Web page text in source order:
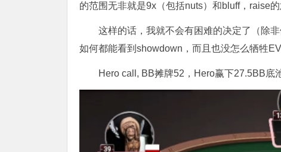
的范围无非就是9x（包括nuts）和bluff，raise的
这样的话，我就不会有困难的决定了（除
如何都能看到showdown，而且也没怎么牺牲EV
Hero call, BB摊牌52，Hero赢下27.5BB底